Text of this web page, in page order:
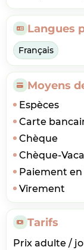
Langues
Français
Moyens
Espèces
Carte
Chèque
Chèque-
Paiement en
Virement
Tarifs
Prix adulte /